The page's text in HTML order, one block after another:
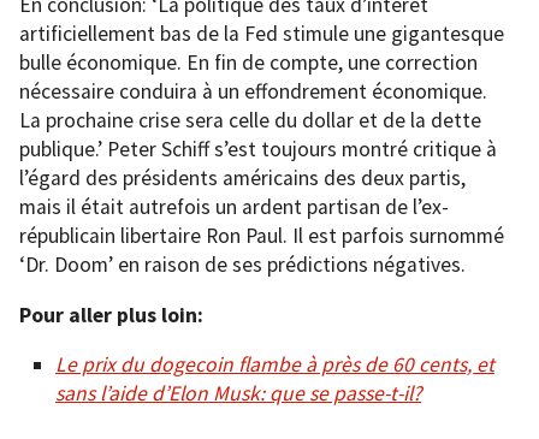
artificiellement bas de la Fed stimule une gigantesque
bulle économique. En fin de compte, une correction
nécessaire conduira à un effondrement économique.
La prochaine crise sera celle du dollar et de la dette
publique.’ Peter Schiff s’est toujours montré critique à
l’égard des présidents américains des deux partis,
mais il était autrefois un ardent partisan de l’ex-
républicain libertaire Ron Paul. Il est parfois surnommé
‘Dr. Doom’ en raison de ses prédictions négatives.
Pour aller plus loin:
Le prix du dogecoin flambe à près de 60 cents, et
sans l’aide d’Elon Musk: que se passe-t-il?